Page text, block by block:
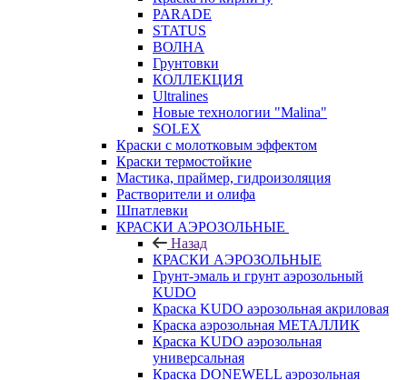
PARADE
STATUS
ВОЛНА
Грунтовки
КОЛЛЕКЦИЯ
Ultralines
Новые технологии "Malina"
SOLEX
Краски с молотковым эффектом
Краски термостойкие
Мастика, праймер, гидроизоляция
Растворители и олифа
Шпатлевки
КРАСКИ АЭРОЗОЛЬНЫЕ
Назад
КРАСКИ АЭРОЗОЛЬНЫЕ
Грунт-эмаль и грунт аэрозольный
KUDO
Краска KUDO аэрозольная акриловая
Краска аэрозольная МЕТАЛЛИК
Краска KUDO аэрозольная
универсальная
Краска DONEWELL аэрозольная